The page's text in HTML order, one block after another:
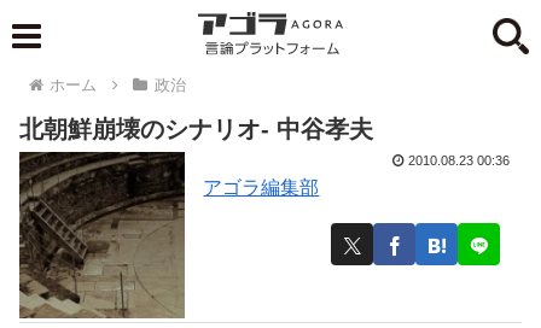
ホーム 政治
北朝鮮崩壊のシナリオ- 中谷孝夫
アゴラ編集部
2010.08.23 00:36